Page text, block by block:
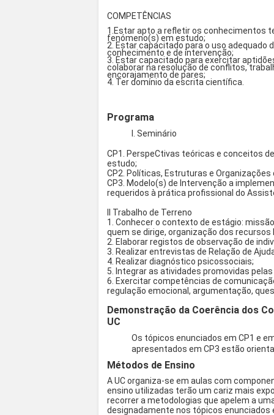
COMPETÊNCIAS
1.Estar apto a refletir os conhecimentos
fenómeno(s) em estudo;
2. Estar capacitado para o uso
conhecimento e de intervenção;
3. Estar capacitado para exercitar
colaborar na resolução de conflitos,
encorajamento de pares;
4. Ter domínio da escrita científica.
Programa
I. Seminário
CP1. PerspeCtivas teóricas e conceitos
estudo;
CP2. Políticas, Estruturas e
CP3. Modelo(s) de Intervenção a
requeridos à prática profissional do
II Trabalho de Terreno
1. Conhecer o contexto de estágio:
quem se dirige, organização dos
2. Elaborar registos de observação de
3. Realizar entrevistas de Relação de
4. Realizar diagnóstico psicossociais;
5. Integrar as atividades promovidas
6. Exercitar competências de
regulação emocional, argumentação,
Demonstração da Coerência dos
UC
Os tópicos enunciados em CP1 e
apresentados em CP3 estão
Métodos de Ensino
A UC organiza-se em aulas com
ensino utilizadas terão um cariz mais
recorrer a metodologias que apelem a
designadamente nos tópicos enunciados